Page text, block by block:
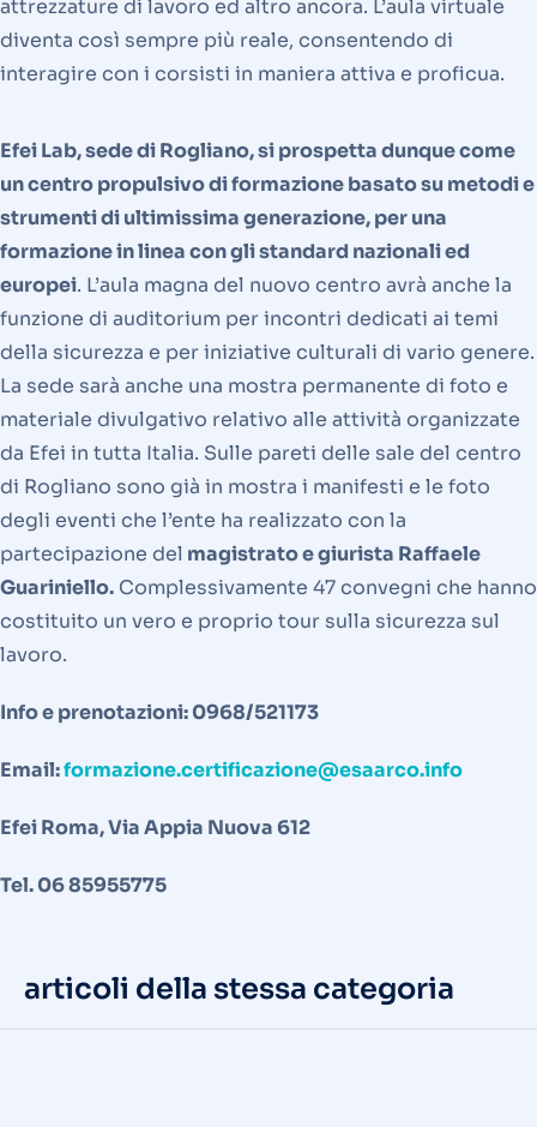
attrezzature di lavoro ed altro ancora. L’aula virtuale
diventa così sempre più reale, consentendo di
interagire con i corsisti in maniera attiva e proficua.
Efei Lab, sede di Rogliano, si prospetta dunque come
un centro propulsivo di formazione basato su metodi e
strumenti di ultimissima generazione, per una
formazione in linea con gli standard nazionali ed
europei. L’aula magna del nuovo centro avrà anche la
funzione di auditorium per incontri dedicati ai temi
della sicurezza e per iniziative culturali di vario genere.
La sede sarà anche una mostra permanente di foto e
materiale divulgativo relativo alle attività organizzate
da Efei in tutta Italia. Sulle pareti delle sale del centro
di Rogliano sono già in mostra i manifesti e le foto
degli eventi che l’ente ha realizzato con la
partecipazione del magistrato e giurista Raffaele
Guariniello. Complessivamente 47 convegni che hanno
costituito un vero e proprio tour sulla sicurezza sul
lavoro.
Info e prenotazioni: 0968/521173
Email:formazione.certificazione@esaarco.info
Efei Roma, Via Appia Nuova 612
Tel. 06 85955775
articoli della stessa categoria